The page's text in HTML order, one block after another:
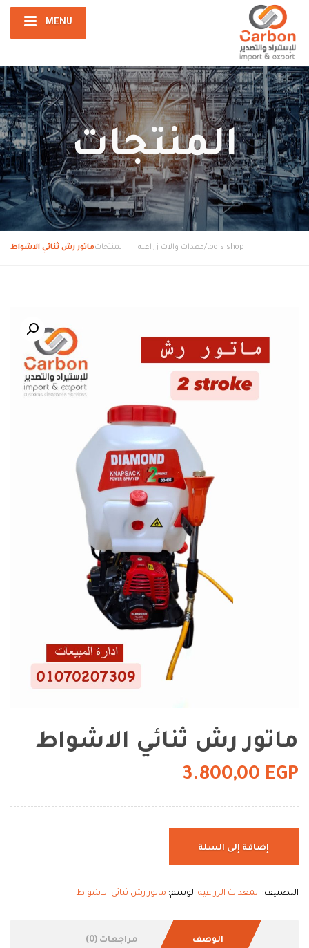
MENU
المنتجات
tools shop/معدات والات زراعيه المنتجاتماتور رش ثنائي الاشواط
ماتور رش ثنائي الاشواط
3.800,00 EGP
إضافة إلى السلة
التصنيف: المعدات الزراعية الوسم: ماتور رش ثنائي الاشواط
الوصف مراجعات (0)